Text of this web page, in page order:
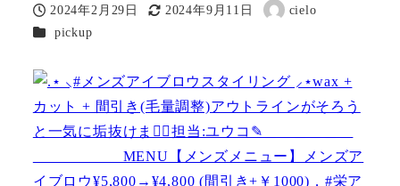
投稿日
2024年2月29日
更新日
2024年9月11日
著
cielo
カテゴリー
pickup